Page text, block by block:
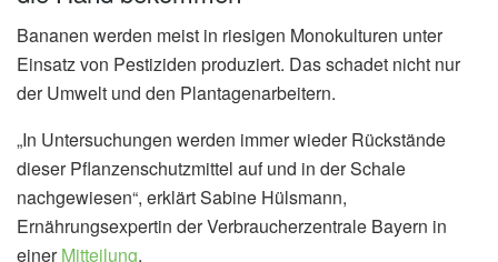
Bananen werden meist in riesigen Monokulturen unter
Einsatz von Pestiziden produziert. Das schadet nicht nur
der Umwelt und den Plantagenarbeitern.
„In Untersuchungen werden immer wieder Rückstände
dieser Pflanzenschutzmittel auf und in der Schale
nachgewiesen“, erklärt Sabine Hülsmann,
Ernährungsexpertin der Verbraucherzentrale Bayern in
einerMitteilung.